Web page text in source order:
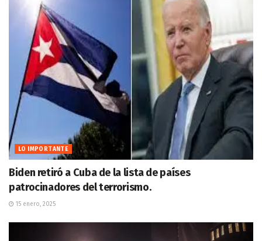
LO IMPORTANTE
Biden retiró a Cuba de la lista de países
patrocinadores del terrorismo.
15 enero, 2025